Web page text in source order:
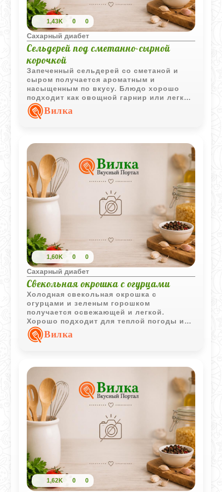
1,43K 0 0
Сахарный диабет
Сельдерей под сметанно-сырной
корочкой
Запеченный сельдерей со сметаной и
сыром получается ароматным и
насыщенным по вкусу. Блюдо хорошо
подходит как овощной гарнир или легкий
горячий ужин.
Вилка
1,60K 0 0
Сахарный диабет
Свекольная окрошка с огурцами
Холодная свекольная окрошка с
огурцами и зеленым горошком
получается освежающей и легкой.
Хорошо подходит для теплой погоды и
повседневного домашнего стола.
Вилка
1,62K 0 0